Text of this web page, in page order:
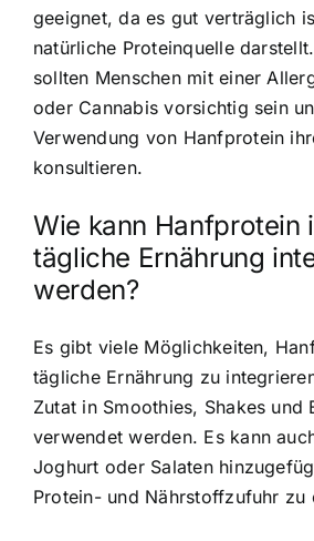
geeignet, da es gut verträglich
natürliche Proteinquelle
sollten Menschen mit einer
oder Cannabis vorsichtig sein
Verwendung von Hanfprotein
konsultieren.
Wie kann Hanfprotein
tägliche Ernährung
werden?
Es gibt viele Möglichkeiten,
tägliche Ernährung zu
Zutat in Smoothies, Shakes und
verwendet werden. Es kann
Joghurt oder Salaten
Protein- und Nährstoffzufuhr zu